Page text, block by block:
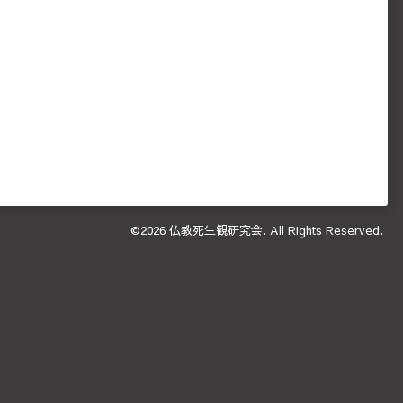
©2026 仏教死生観研究会. All Rights Reserved.